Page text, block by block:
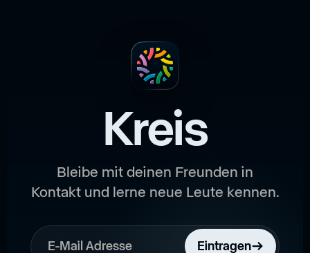
Kreis
Bleibe mit deinen Freunden in
Kontakt und lerne neue Leute kennen.
Eintragen